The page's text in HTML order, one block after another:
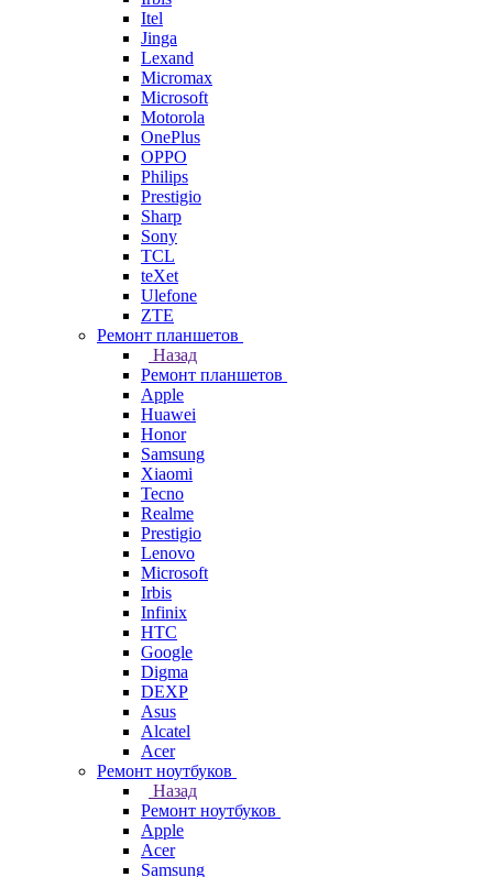
Itel
Jinga
Lexand
Micromax
Microsoft
Motorola
OnePlus
OPPO
Philips
Prestigio
Sharp
Sony
TCL
teXet
Ulefone
ZTE
Ремонт планшетов
Назад
Ремонт планшетов
Apple
Huawei
Honor
Samsung
Xiaomi
Tecno
Realme
Prestigio
Lenovo
Microsoft
Irbis
Infinix
HTC
Google
Digma
DEXP
Asus
Alcatel
Acer
Ремонт ноутбуков
Назад
Ремонт ноутбуков
Apple
Acer
Samsung